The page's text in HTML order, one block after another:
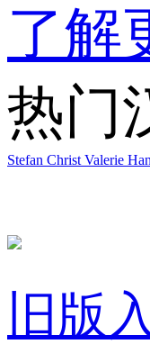
了解
热门
Stefan Christ Valerie
旧版